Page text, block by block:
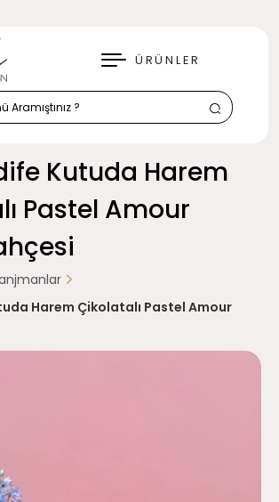
ÜRÜNLER
Kutuda Harem
Pastel Amour
Harem Çikolatalı Pastel Amour